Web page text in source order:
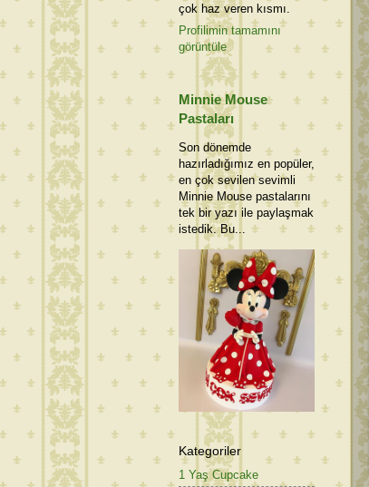
çok haz veren kısmı.
Profilimin tamamını
görüntüle
Minnie Mouse
Pastaları
Son dönemde
hazırladığımız en popüler,
en çok sevilen sevimli
Minnie Mouse pastalarını
tek bir yazı ile paylaşmak
istedik. Bu...
Kategoriler
1 Yaş Cupcake